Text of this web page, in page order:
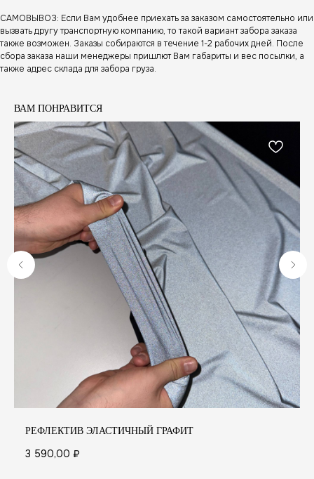
САМОВЫВОЗ: Если Вам удобнее приехать за заказом самостоятельно или
вызвать другу транспортную компанию, то такой вариант забора заказа
также возможен. Заказы собираются в течение 1-2 рабочих дней. После
сбора заказа наши менеджеры пришлют Вам габариты и вес посылки, а
также адрес склада для забора груза.
ВАМ ПОНРАВИТСЯ
РЕФЛЕКТИВ ЭЛАСТИЧНЫЙ ГРАФИТ
3 590,00 ₽